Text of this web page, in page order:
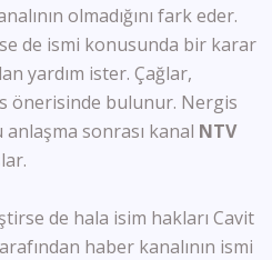
olmadığını fark eder.
de ismi konusunda bir karar
yardım ister. Çağlar,
önerisinde bulunur. Nergis
sonrası kanal NTV
de hala isim hakları Cavit
haber kanalının ismi